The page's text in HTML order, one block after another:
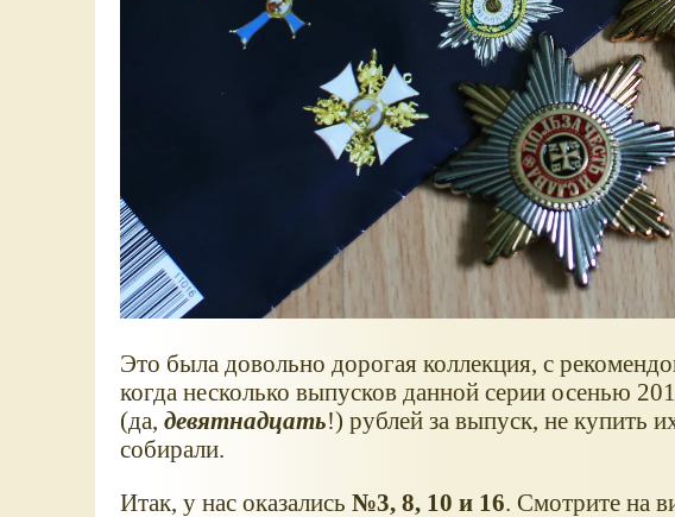
Это была довольно дорогая коллекция, с
когда несколько выпусков данной серии осенью
(да, девятнадцать!) рублей за выпуск, не купить
собирали.
Итак, у нас оказались №3, 8, 10 и 16. Смотрите на